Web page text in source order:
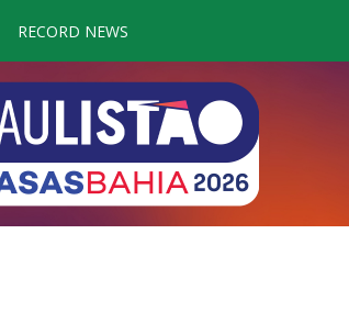
RECORD NEWS